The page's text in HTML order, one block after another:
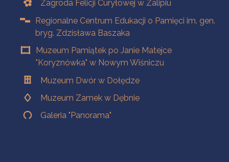
Zagroda Felicji Curyłowej w Zalipiu
Regionalne Centrum Edukacji o Pamięci im. gen.
bryg. Zdzisława Baszaka
Muzeum Pamiątek po Janie Matejce
"Koryznówka" w Nowym Wiśniczu
Muzeum Dwór w Dołędze
Muzeum Zamek w Dębnie
Galeria "Panorama"